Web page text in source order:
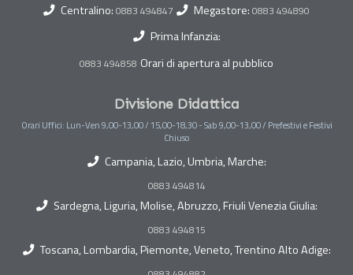
Centralino: 0883 494847 Megastore: 0883 494890
Prima Infanzia:
0883 494858 Orari di apertura al pubblico
Divisione Didattica
Orari Uffici: Lun-Ven 9,00-13,00 / 15,00-18,30 - Sab 9,00-13,00 / Prefestivi e Festivi
Chiuso
Campania, Lazio, Umbria, Marche:
0883 494814
Sardegna, Liguria, Molise, Abruzzo, Friuli Venezia Giulia:
0883 494815
Toscana, Lombardia, Piemonte, Veneto, Trentino Alto Adige: